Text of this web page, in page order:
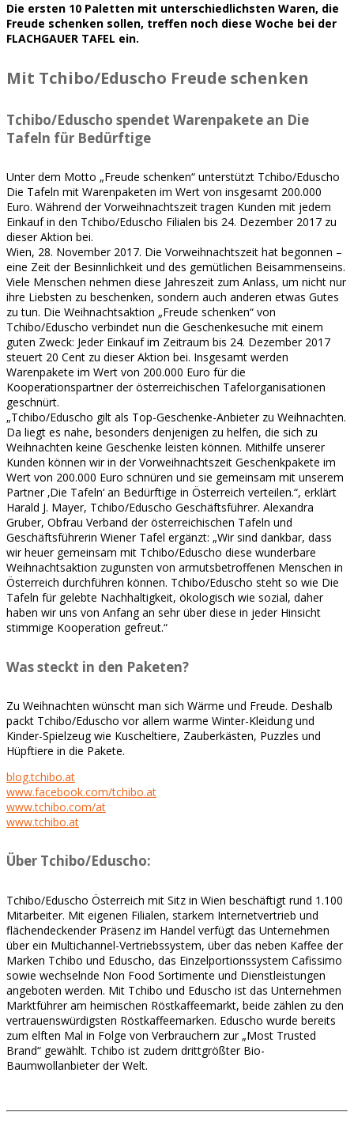
Die ersten 10 Paletten mit unterschiedlichsten Waren, die
Freude schenken sollen, treffen noch diese Woche bei der
FLACHGAUER TAFEL ein.
Mit Tchibo/Eduscho Freude schenken
Tchibo/Eduscho spendet Warenpakete an Die
Tafeln für Bedürftige
Unter dem Motto „Freude schenken“ unterstützt Tchibo/Eduscho
Die Tafeln mit Warenpaketen im Wert von insgesamt 200.000
Euro. Während der Vorweihnachtszeit tragen Kunden mit jedem
Einkauf in den Tchibo/Eduscho Filialen bis 24. Dezember 2017 zu
dieser Aktion bei.
Wien, 28. November 2017. Die Vorweihnachtszeit hat begonnen –
eine Zeit der Besinnlichkeit und des gemütlichen Beisammenseins.
Viele Menschen nehmen diese Jahreszeit zum Anlass, um nicht nur
ihre Liebsten zu beschenken, sondern auch anderen etwas Gutes
zu tun. Die Weihnachtsaktion „Freude schenken“ von
Tchibo/Eduscho verbindet nun die Geschenkesuche mit einem
guten Zweck: Jeder Einkauf im Zeitraum bis 24. Dezember 2017
steuert 20 Cent zu dieser Aktion bei. Insgesamt werden
Warenpakete im Wert von 200.000 Euro für die
Kooperationspartner der österreichischen Tafelorganisationen
geschnürt.
„Tchibo/Eduscho gilt als Top-Geschenke-Anbieter zu Weihnachten.
Da liegt es nahe, besonders denjenigen zu helfen, die sich zu
Weihnachten keine Geschenke leisten können. Mithilfe unserer
Kunden können wir in der Vorweihnachtszeit Geschenkpakete im
Wert von 200.000 Euro schnüren und sie gemeinsam mit unserem
Partner ‚Die Tafeln‘ an Bedürftige in Österreich verteilen.“, erklärt
Harald J. Mayer, Tchibo/Eduscho Geschäftsführer. Alexandra
Gruber, Obfrau Verband der österreichischen Tafeln und
Geschäftsführerin Wiener Tafel ergänzt: „Wir sind dankbar, dass
wir heuer gemeinsam mit Tchibo/Eduscho diese wunderbare
Weihnachtsaktion zugunsten von armutsbetroffenen Menschen in
Österreich durchführen können. Tchibo/Eduscho steht so wie Die
Tafeln für gelebte Nachhaltigkeit, ökologisch wie sozial, daher
haben wir uns von Anfang an sehr über diese in jeder Hinsicht
stimmige Kooperation gefreut.“
Was steckt in den Paketen?
Zu Weihnachten wünscht man sich Wärme und Freude. Deshalb
packt Tchibo/Eduscho vor allem warme Winter-Kleidung und
Kinder-Spielzeug wie Kuscheltiere, Zauberkästen, Puzzles und
Hüpftiere in die Pakete.
blog.tchibo.at
www.facebook.com/tchibo.at
www.tchibo.com/at
www.tchibo.at
Über Tchibo/Eduscho:
Tchibo/Eduscho Österreich mit Sitz in Wien beschäftigt rund 1.100
Mitarbeiter. Mit eigenen Filialen, starkem Internetvertrieb und
flächendeckender Präsenz im Handel verfügt das Unternehmen
über ein Multichannel-Vertriebssystem, über das neben Kaffee der
Marken Tchibo und Eduscho, das Einzelportionssystem Cafissimo
sowie wechselnde Non Food Sortimente und Dienstleistungen
angeboten werden. Mit Tchibo und Eduscho ist das Unternehmen
Marktführer am heimischen Röstkaffeemarkt, beide zählen zu den
vertrauenswürdigsten Röstkaffeemarken. Eduscho wurde bereits
zum elften Mal in Folge von Verbrauchern zur „Most Trusted
Brand“ gewählt. Tchibo ist zudem drittgrößter Bio-
Baumwollanbieter der Welt.